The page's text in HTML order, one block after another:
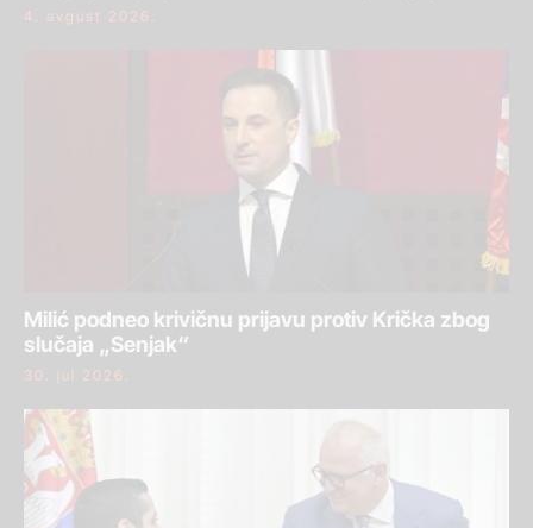
4. avgust 2026.
Milić podneo krivičnu prijavu protiv Krička zbog
slučaja „Senjak“
30. jul 2026.